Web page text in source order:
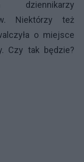
dziennikarzy
Niektórzy też
o miejsce
Czy tak będzie?